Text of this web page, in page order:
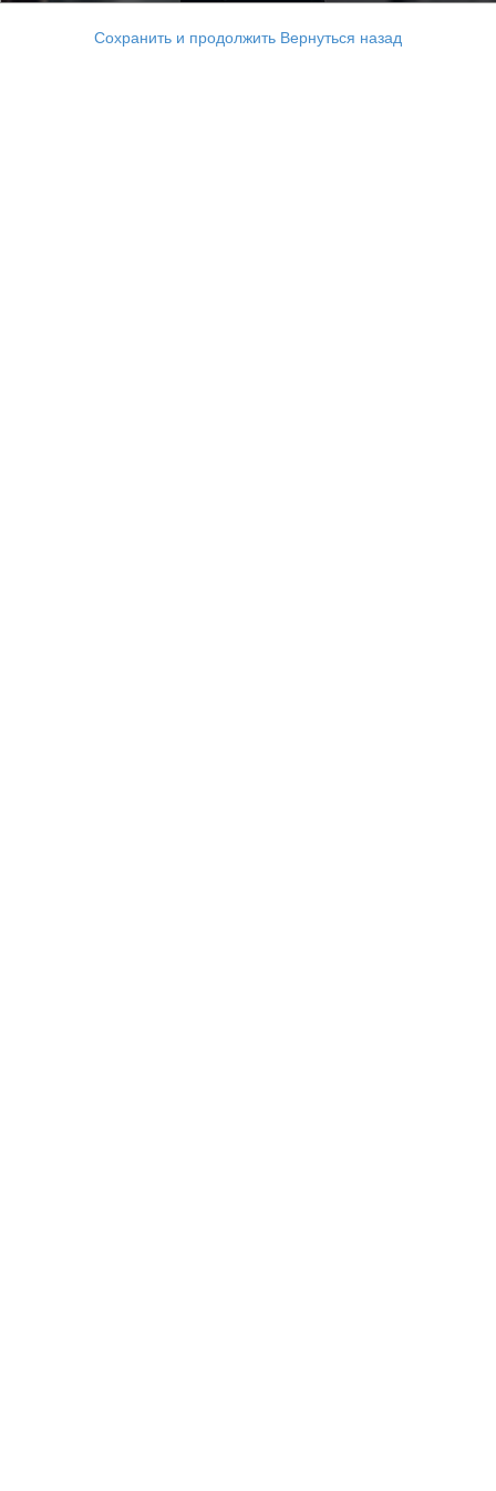
Сохранить и продолжить Вернуться назад